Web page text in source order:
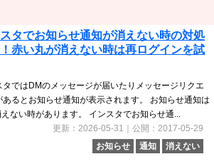
タでお知らせ通知が消えない時の対処
赤い丸が消えない時は再ログインを試
タではDMのメッセージが届いたりメッセージリクエ
あるとお知らせ通知が表示されます。 お知らせ通知は
ない時があります。 インスタでお知らせ通...
更新：2026-05-31｜公開：2017-05-29
お知らせ
通知 消えない